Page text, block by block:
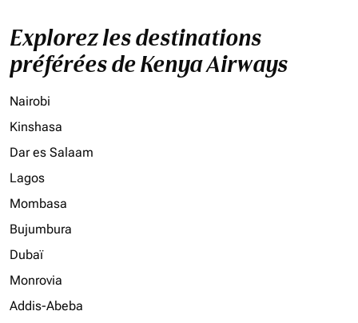
Explorez les destinations
préférées de Kenya Airways
Nairobi
Kinshasa
Dar es Salaam
Lagos
Mombasa
Bujumbura
Dubaï
Monrovia
Addis-Abeba